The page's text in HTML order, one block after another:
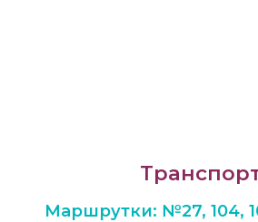
Маршрутки: №27, 104,